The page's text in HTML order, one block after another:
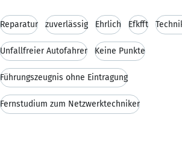
Reparatur zuverlässig Ehrlich Efkfft
Unfallfreier Autofahrer Keine Punkte
Führungszeugnis ohne Eintragung
Fernstudium zum Netzwerktechniker